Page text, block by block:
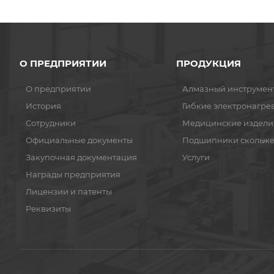
О ПРЕДПРИЯТИИ
О предприятии
История
Сотрудники
Официальные документы
Закупочная документация
Награды предприятия
Лицензии и патенты
Реквизиты
ПРОДУКЦИЯ
Алмазный
Гибкие
Медицинские
Подшипники
Услуги